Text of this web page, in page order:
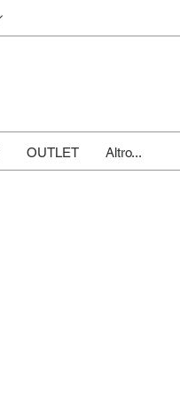
OUTLET Altro...